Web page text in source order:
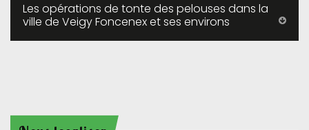
Les opérations de tonte des pelouses dans la
ville de Veigy Foncenex et ses environs